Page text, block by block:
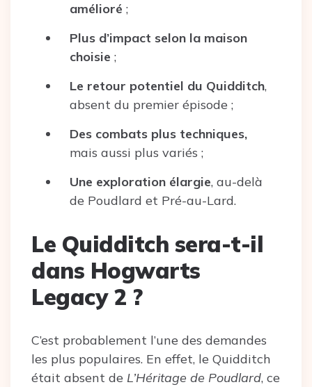
amélioré ;
Plus d’impact selon la maison
choisie ;
Le retour potentiel du Quidditch,
absent du premier épisode ;
Des combats plus techniques,
mais aussi plus variés ;
Une exploration élargie, au-delà
de Poudlard et Pré-au-Lard.
Le Quidditch sera-t-il
dans Hogwarts
Legacy 2 ?
C’est probablement l’une des demandes
les plus populaires. En effet, le Quidditch
était absent de L’Héritage de Poudlard, ce